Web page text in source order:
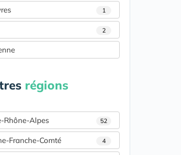
1
2
régions
Rhône-Alpes 52
Franche-Comté 4